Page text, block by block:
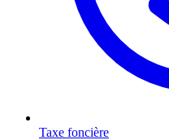
Taxe foncière